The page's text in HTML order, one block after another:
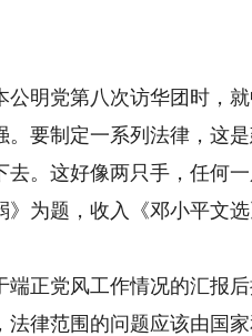
明党第八次访华团时，就
要制定一系列法律，这
。这好像两只手，任何
为题，收入《邓小平文选
正党风工作情况的汇报后
律范围的问题应该由国